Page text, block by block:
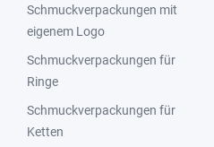
Schmuckverpackungen mit
eigenem Logo
Schmuckverpackungen für
Ringe
Schmuckverpackungen für
Ketten